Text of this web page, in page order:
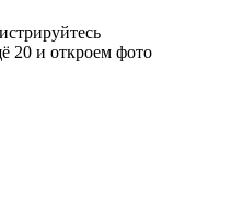
20 и откроем фото